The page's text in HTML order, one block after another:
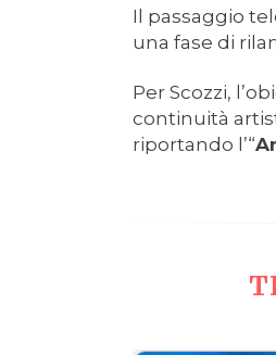
Il passaggio
una fase di
Per Scozzi,
continuità
riportando l’“